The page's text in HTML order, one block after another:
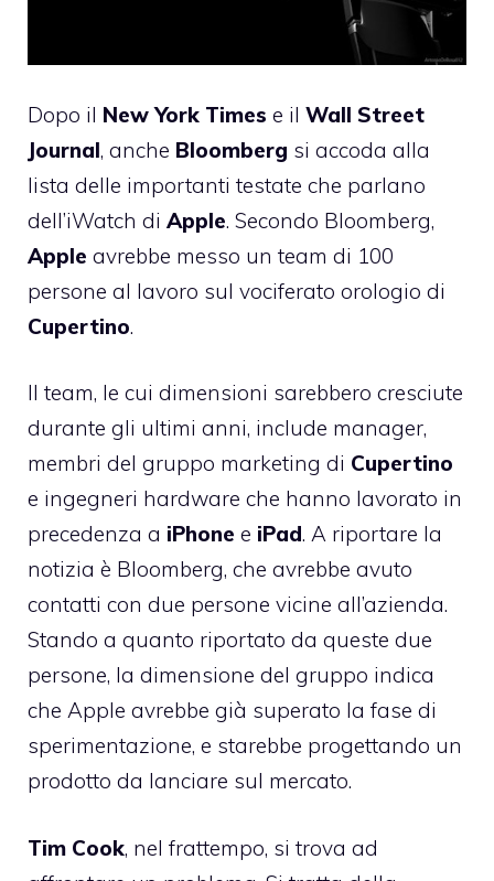
Dopo il New York Times e il Wall Street
Journal, anche Bloomberg si accoda alla
lista delle importanti testate che parlano
dell’iWatch di Apple. Secondo Bloomberg,
Apple avrebbe messo un team di 100
persone al lavoro sul vociferato orologio di
Cupertino.
Il team, le cui dimensioni sarebbero cresciute
durante gli ultimi anni, include manager,
membri del gruppo marketing di Cupertino
e ingegneri hardware che hanno lavorato in
precedenza a iPhone e iPad. A riportare la
notizia è Bloomberg, che avrebbe avuto
contatti con due persone vicine all’azienda.
Stando a quanto riportato da queste due
persone, la dimensione del gruppo indica
che Apple avrebbe già superato la fase di
sperimentazione, e starebbe progettando un
prodotto da lanciare sul mercato.
Tim Cook, nel frattempo, si trova ad